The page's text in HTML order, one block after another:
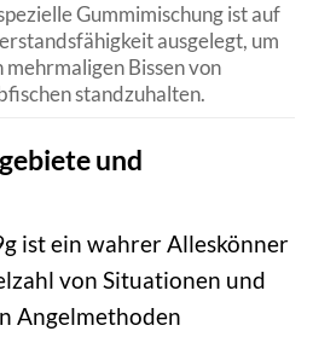
Gummimischung ist auf
ausgelegt, um
mehrmaligen Bissen von
standzuhalten.
und
ist ein wahrer Alleskönner
von Situationen und
Angelmethoden